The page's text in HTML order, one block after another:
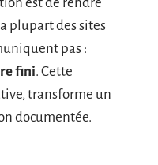
plupart des sites
pas :
fini. Cette
transforme un
documentée.